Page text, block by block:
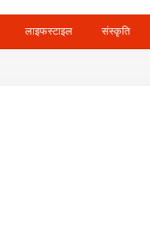
लाइफस्टाइल संस्कृति